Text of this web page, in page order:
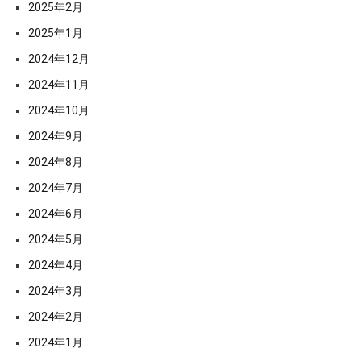
2025年2月
2025年1月
2024年12月
2024年11月
2024年10月
2024年9月
2024年8月
2024年7月
2024年6月
2024年5月
2024年4月
2024年3月
2024年2月
2024年1月